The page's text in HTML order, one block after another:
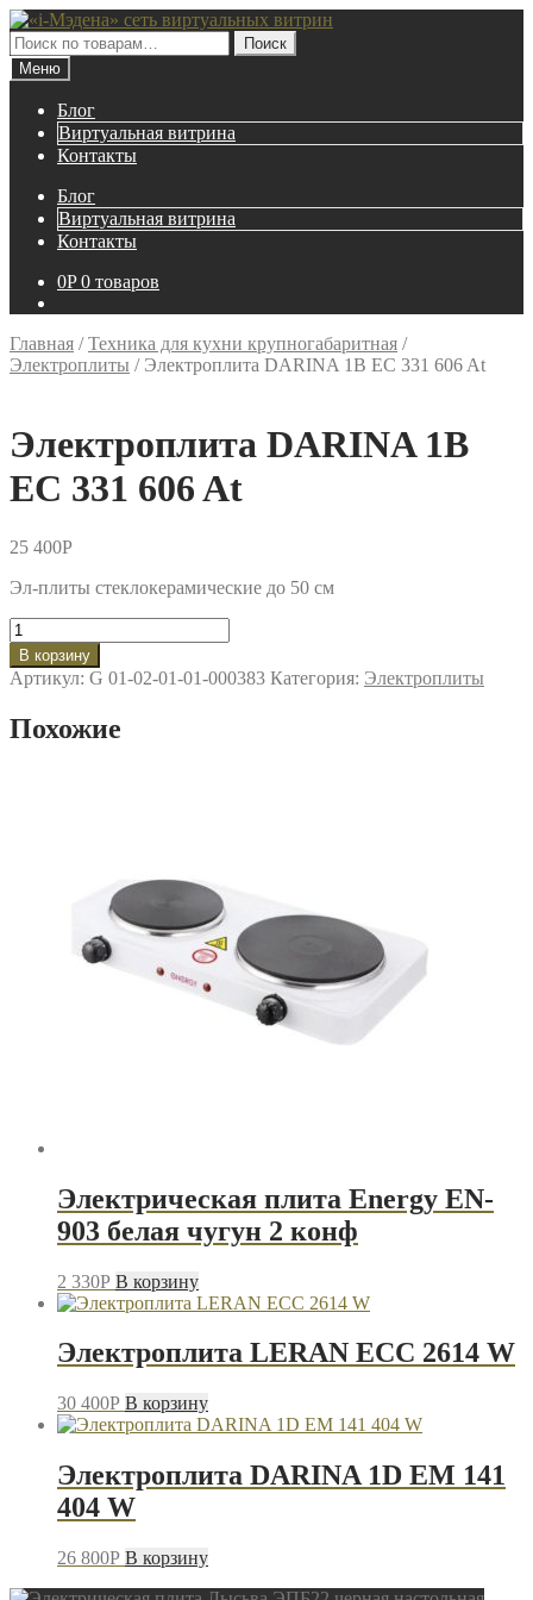
Перейти
к
навигации
Перейти
к
содержимому
Искать:
Поиск
Меню
Блог
Виртуальная витрина
Контакты
Блог
Виртуальная витрина
Контакты
0P 0 товаров
Главная /Техника для кухни крупногабаритная /
Электроплиты / Электроплита DARINA 1B EC 331 606 At
Электроплита DARINA 1B
EC 331 606 At
25 400P
Эл-плиты стеклокерамические до 50 см
Количество
товара
Электроплита
DARINA
EC
В корзину
Артикул: G 01-02-01-01-000383 Категория: Электроплиты
Похожие
Электрическая плита Energy EN-
903 белая чугун 2 конф
2 330P В корзину
Электроплита LERAN ECC 2614 W
30 400P В корзину
Электроплита DARINA 1D EM 141
404 W
26 800P В корзину